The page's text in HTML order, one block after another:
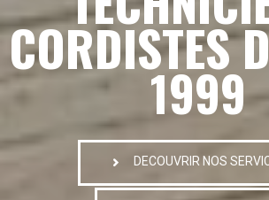
CORDISTES
1999
DECOUVRIR NOS